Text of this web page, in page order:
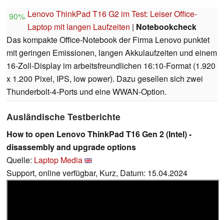
90% Lenovo ThinkPad T16 G2 im Test: Leiser Office-
Laptop mit langen Laufzeiten | Notebookcheck
Das kompakte Office-Notebook der Firma Lenovo punktet
mit geringen Emissionen, langen Akkulaufzeiten und einem
16-Zoll-Display im arbeitsfreundlichen 16:10-Format (1.920
x 1.200 Pixel, IPS, low power). Dazu gesellen sich zwei
Thunderbolt-4-Ports und eine WWAN-Option.
Ausländische Testberichte
How to open Lenovo ThinkPad T16 Gen 2 (Intel) -
disassembly and upgrade options
Quelle: Laptop Media
Support, online verfügbar, Kurz, Datum: 15.04.2024